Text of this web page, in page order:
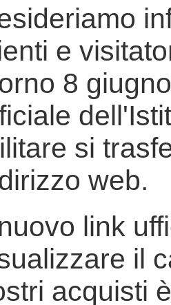
e
8
si
web.
link
il
acquisti